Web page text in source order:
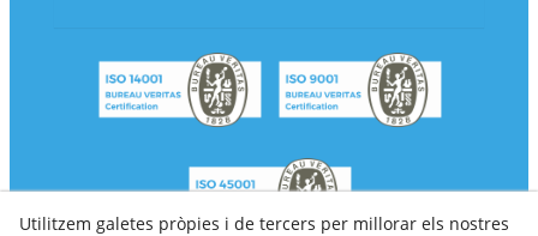
Utilitzem galetes pròpies i de tercers per millorar els nostres